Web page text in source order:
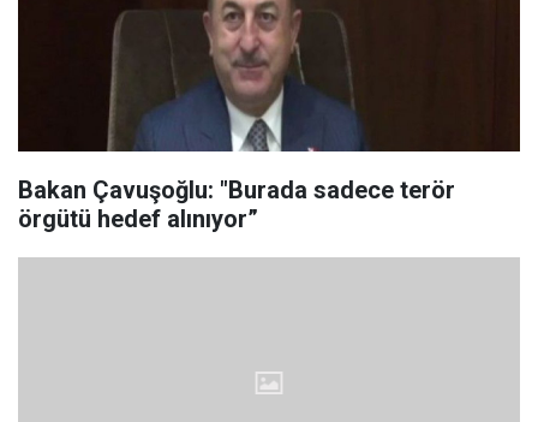
Bakan Çavuşoğlu: "Burada sadece terör
örgütü hedef alınıyor”